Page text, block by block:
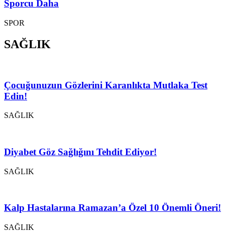
Sporcu Daha
SPOR
SAĞLIK
Çocuğunuzun Gözlerini Karanlıkta Mutlaka Test
Edin!
SAĞLIK
Diyabet Göz Sağlığını Tehdit Ediyor!
SAĞLIK
Kalp Hastalarına Ramazan’a Özel 10 Önemli Öneri!
SAĞLIK